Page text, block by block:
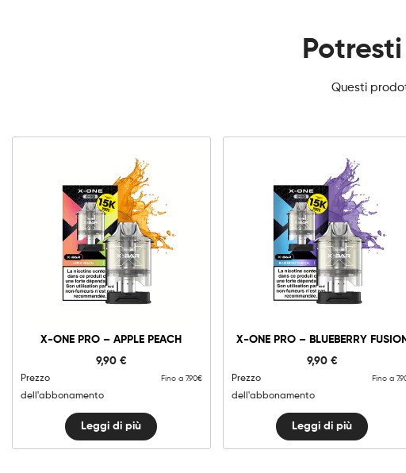
Questi
X-ONE PRO – APPLE PEACH
9,90 €
Prezzo
dell'abbonamento
Fino a 7.90€
Leggi di più
X-ONE PRO – BLUEBERRY FUSION
9,90 €
Prezzo
dell'abbonamento
Fino a
Leggi di più